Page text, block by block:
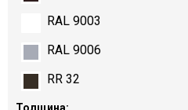
RAL 9003
RAL 9006
RR 32